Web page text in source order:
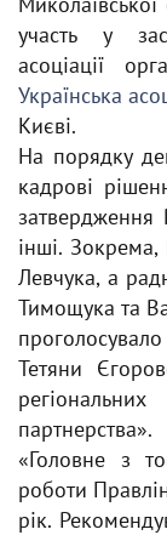
участь у
асоціації
Українська
Києві.
На порядку
кадрові
затвердження
інші. Зокрема,
Левчука, а
Тимощука та
Тетяни
партнерства».
«Головне з
роботи
рік.